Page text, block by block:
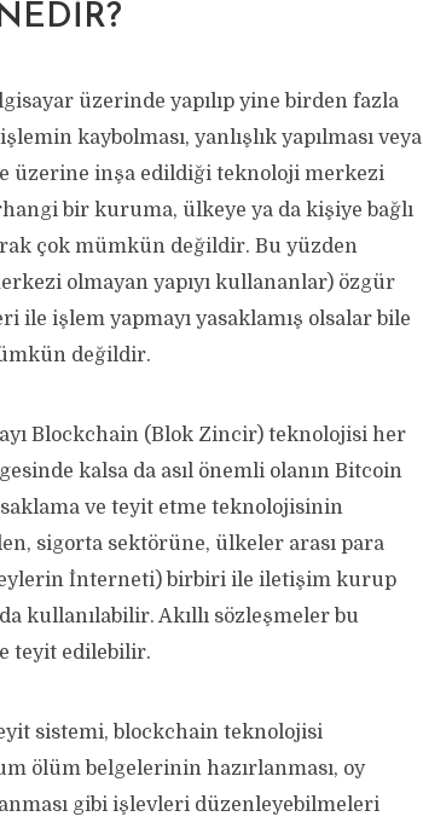
üzerinde yapılıp yine birden fazla
kaybolması, yanlışlık yapılması veya
üzerine inşa edildiği teknoloji merkezi
bir kuruma, ülkeye ya da kişiye bağlı
çok mümkün değildir. Bu yüzden
olmayan yapıyı kullananlar) özgür
işlem yapmayı yasaklamış olsalar bile
değildir.
Blockchain (Blok Zincir) teknolojisi her
kalsa da asıl önemli olanın Bitcoin
ve teyit etme teknolojisinin
sigorta sektörüne, ülkeler arası para
İnterneti) birbiri ile iletişim kurup
kullanılabilir. Akıllı sözleşmeler bu
teyit edilebilir.
sistemi, blockchain teknolojisi
ölüm belgelerinin hazırlanması, oy
gibi işlevleri düzenleyebilmeleri